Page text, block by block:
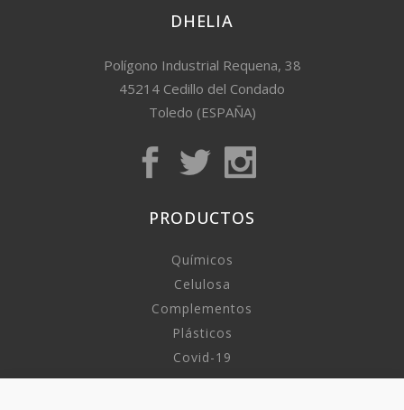
DHELIA
Polígono Industrial Requena, 38
45214 Cedillo del Condado
Toledo (ESPAÑA)
PRODUCTOS
Químicos
Celulosa
Complementos
Plásticos
Covid-19